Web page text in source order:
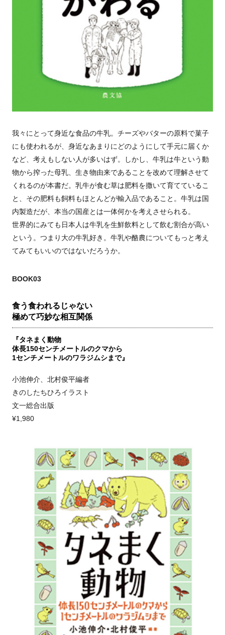
我々にとって身近な食品の牛乳。チーズやバターの原料で菓子
にも使われるが、身近なあまりにどのようにして手元に届くか
など、考えもしない人が多いはず。しかし、牛乳は牛という動
物から搾った母乳、生き物由来であることを改めて理解させて
くれるのが本書だ。乳牛が食む草は肥料を撒いて育てているこ
と、その肥料も飼料もほとんどが輸入品であること。牛乳は国
内製造だが、本当の国産とは一体何かを考えさせられる。
世界的にみても日本人は牛乳を生鮮飲料として飲む割合が高い
という。つまり大の牛乳好き。牛乳や酪農についてもっと考え
てみてもいいのではないだろうか。
BOOK03
食う食われるじゃない
極めて巧妙な相互関係
『タネまく動物
体長150センチメートルのクマから
1センチメートルのワラジムシまで』
小池伸介、北村俊平編者
きのしたちひろイラスト
文一総合出版
¥1,980